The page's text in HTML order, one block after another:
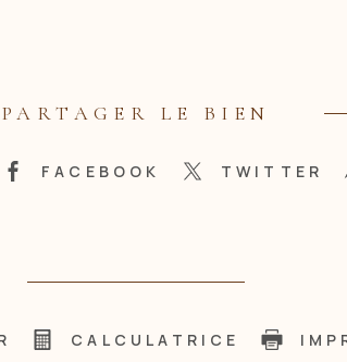
PARTAGER LE BIEN
FACEBOOK TWITTER
CALCULATRICE